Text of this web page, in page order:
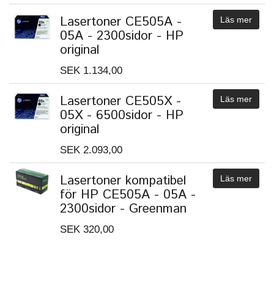
Lasertoner CE505A -
05A - 2300sidor - HP
original
SEK 1.134,00
Läs mer
Lasertoner CE505X -
05X - 6500sidor - HP
original
SEK 2.093,00
Läs mer
Lasertoner kompatibel
för HP CE505A - 05A -
2300sidor - Greenman
SEK 320,00
Läs mer